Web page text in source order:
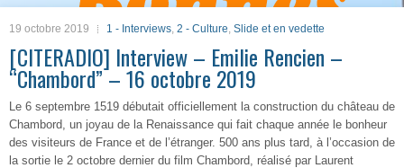
19 octobre 2019 1 - Interviews, 2 - Culture, Slide et en vedette
[CITERADIO] Interview – Emilie Rencien –
“Chambord” – 16 octobre 2019
Le 6 septembre 1519 débutait officiellement la construction du château de
Chambord, un joyau de la Renaissance qui fait chaque année le bonheur
des visiteurs de France et de l’étranger. 500 ans plus tard, à l’occasion de
la sortie le 2 octobre dernier du film Chambord, réalisé par Laurent